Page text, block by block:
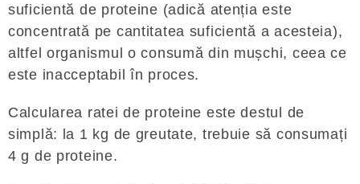
suficientă de proteine ​​(adică atenția este
concentrată pe cantitatea suficientă a acesteia),
altfel organismul o consumă din mușchi, ceea ce
este inacceptabil în proces.
Calcularea ratei de proteine ​​este destul de
simplă: la 1 kg de greutate, trebuie să consumați
4 g de proteine.